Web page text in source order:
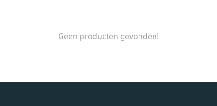
Geen producten gevonden!